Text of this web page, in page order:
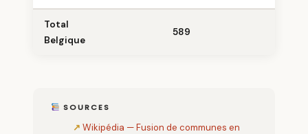
Total
Belgique
589
SOURCES
Wikipédia — Fusion de communes en